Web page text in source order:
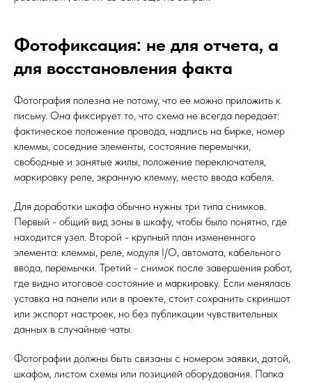
Фотофиксация: не для отчета, а
для восстановления факта
Фотография полезна не потому, что ее можно приложить к
письму. Она фиксирует то, что схема не всегда передает:
фактическое положение провода, надпись на бирке, номер
клеммы, соседние элементы, состояние перемычки,
свободные и занятые жилы, положение переключателя,
маркировку реле, экранную клемму, место ввода кабеля.
Для доработки шкафа обычно нужны три типа снимков.
Первый - общий вид зоны в шкафу, чтобы было понятно, где
находится узел. Второй - крупный план измененного
элемента: клеммы, реле, модуля I/O, автомата, кабельного
ввода, перемычки. Третий - снимок после завершения работ,
где видно итоговое состояние и маркировку. Если менялась
уставка на панели или в проекте, стоит сохранить скриншот
или экспорт настроек, но без публикации чувствительных
данных в случайные чаты.
Фотографии должны быть связаны с номером заявки, датой,
шкафом, листом схемы или позицией оборудования. Папка